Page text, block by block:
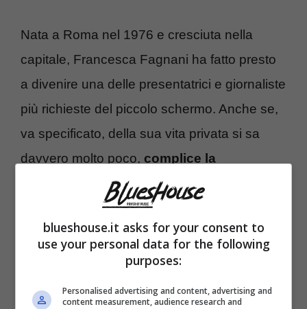
Nata a Roma nel 1976 e cresciuta nella
capitale, Francesca Fagnani ha fatto presto
a divenire una delle presentatrici e giornaliste
più richieste del piccolo schermo. Anche se,
va specificato, della sua vita privata si sa
davvero molto poco, complice la
della 48enne.
blueshouse.it asks for your consent to
use your personal data for the following
purposes:
Personalised advertising and content, advertising and
content measurement, audience research and